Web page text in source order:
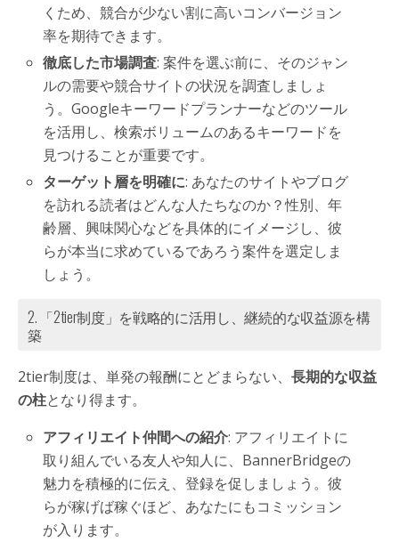
くため、競合が少ない割に高いコンバージョン
率を期待できます。
徹底した市場調査: 案件を選ぶ前に、そのジャン
ルの需要や競合サイトの状況を調査しましょ
う。Googleキーワードプランナーなどのツール
を活用し、検索ボリュームのあるキーワードを
見つけることが重要です。
ターゲット層を明確に: あなたのサイトやブログ
を訪れる読者はどんな人たちなのか？性別、年
齢層、興味関心などを具体的にイメージし、彼
らが本当に求めているであろう案件を選定しま
しょう。
2. 「2tier制度」を戦略的に活用し、継続的な収益源を構
築
2tier制度は、単発の報酬にとどまらない、 長期的な収益
の柱となり得ます。
アフィリエイト仲間への紹介: アフィリエイトに
取り組んでいる友人や知人に、BannerBridgeの
魅力を積極的に伝え、登録を促しましょう。彼
らが稼げば稼ぐほど、あなたにもコミッション
が入ります。